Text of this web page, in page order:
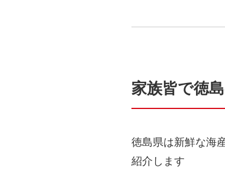
家族皆で徳
徳島県は新鮮な海
紹介します